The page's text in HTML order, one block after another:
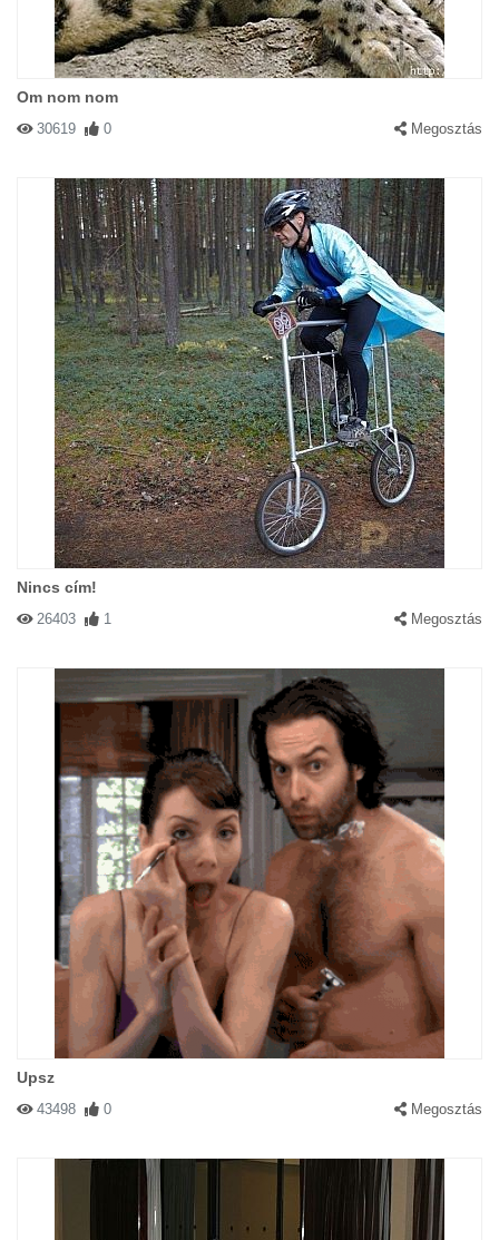
Om nom nom
30619 0 Megosztás
Nincs cím!
26403 1 Megosztás
Upsz
43498 0 Megosztás